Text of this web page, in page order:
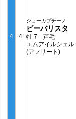
4 4
ジョーカプチーノ
ビーバリスタ
牡 7 芦毛
エムアイルシェル
(アフリート)